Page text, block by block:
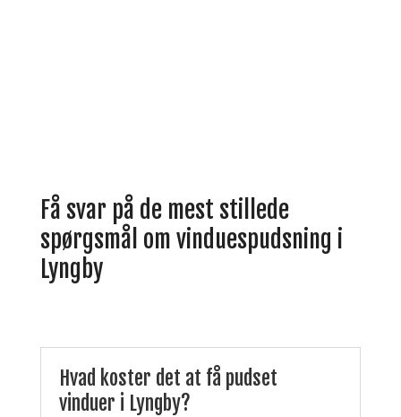
Få svar på de mest stillede
spørgsmål om vinduespudsning i
Lyngby
Hvad koster det at få pudset
vinduer i Lyngby?